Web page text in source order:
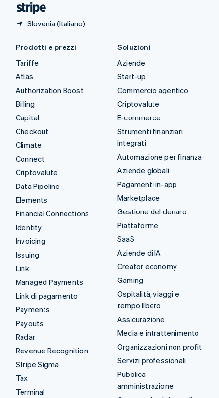
Slovenia (Italiano)
Prodotti e prezzi
Tariffe
Atlas
Authorization Boost
Billing
Capital
Checkout
Climate
Connect
Criptovalute
Data Pipeline
Elements
Financial Connections
Identity
Invoicing
Issuing
Link
Managed Payments
Link di pagamento
Payments
Payouts
Radar
Revenue Recognition
Stripe Sigma
Tax
Terminal
Soluzioni
Aziende
Start-up
Commercio agentico
Criptovalute
E-commerce
Strumenti finanziari
integrati
Automazione per finanza
Aziende globali
Pagamenti in-app
Marketplace
Gestione del denaro
Piattaforme
SaaS
Aziende di IA
Creator economy
Gaming
Ospitalità, viaggi e
tempo libero
Assicurazione
Media e intrattenimento
Organizzazioni non profit
Servizi professionali
Pubblica
amministrazione